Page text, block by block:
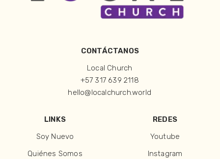
CONTÁCTANOS
Local Church
+57 317 639 2118
hello@localchurch.world
LINKS
Soy Nuevo
Quiénes Somos
REDES
Youtube
Instagram